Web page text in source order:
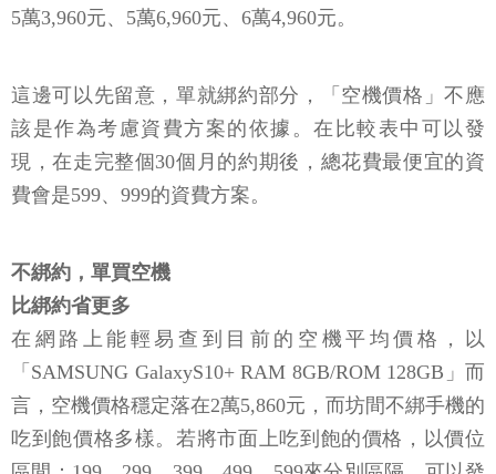
5萬3,960元、5萬6,960元、6萬4,960元。
這邊可以先留意，單就綁約部分，「空機價格」不應
該是作為考慮資費方案的依據。在比較表中可以發
現，在走完整個30個月的約期後，總花費最便宜的資
費會是599、999的資費方案。
不綁約，單買空機
比綁約省更多
在網路上能輕易查到目前的空機平均價格，以
「SAMSUNG GalaxyS10+ RAM 8GB/ROM 128GB」而
言，空機價格穩定落在2萬5,860元，而坊間不綁手機的
吃到飽價格多樣。若將市面上吃到飽的價格，以價位